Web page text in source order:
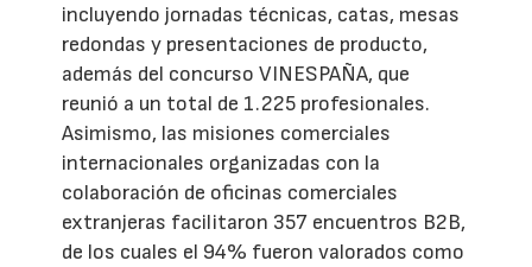
incluyendo jornadas técnicas, catas, mesas
redondas y presentaciones de producto,
además del concurso VINESPAÑA, que
reunió a un total de 1.225 profesionales.
Asimismo, las misiones comerciales
internacionales organizadas con la
colaboración de oficinas comerciales
extranjeras facilitaron 357 encuentros B2B,
de los cuales el 94% fueron valorados como